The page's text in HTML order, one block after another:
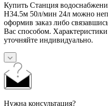
Купить Станция
H34.5м 50л/мин 24л можно
оформив заказ либо
Вас способом.
уточняйте индивидуально.
Нужна консультация?